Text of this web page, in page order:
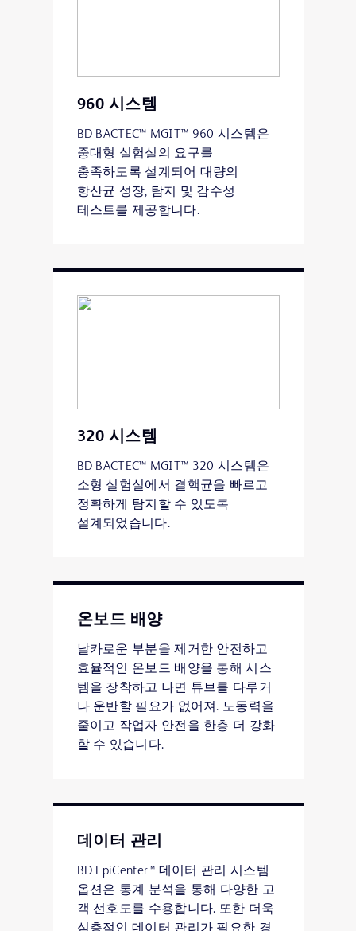
960 시스템
BD BACTEC™ MGIT™ 960 시스템은
중대형 실험실의 요구를
충족하도록 설계되어 대량의
항산균 성장, 탐지 및 감수성
테스트를 제공합니다.
320 시스템
BD BACTEC™ MGIT™ 320 시스템은
소형 실험실에서 결핵균을 빠르고
정확하게 탐지할 수 있도록
설계되었습니다.
온보드 배양
날카로운 부분을 제거한 안전하고
효율적인 온보드 배양을 통해 시스
템을 장착하고 나면 튜브를 다루거
나 운반할 필요가 없어져. 노동력을
줄이고 작업자 안전을 한층 더 강화
할 수 있습니다.
데이터 관리
BD EpiCenter™ 데이터 관리 시스템
옵션은 통계 분석을 통해 다양한 고
객 선호도를 수용합니다. 또한 더욱